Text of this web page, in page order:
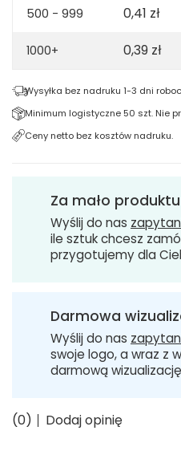
500 - 999 0,41 zł
1000+ 0,39 zł
Wysyłka bez nadruku 1-3 dni
Minimum logistyczne 50 szt. Nie
Ceny netto bez kosztów nadruku.
Za mało
Wyślij do nas
ile sztuk chcesz
przygotujemy dla
Darmowa
Wyślij do nas
swoje logo, a wraz z
darmową
(0) Dodaj opinię